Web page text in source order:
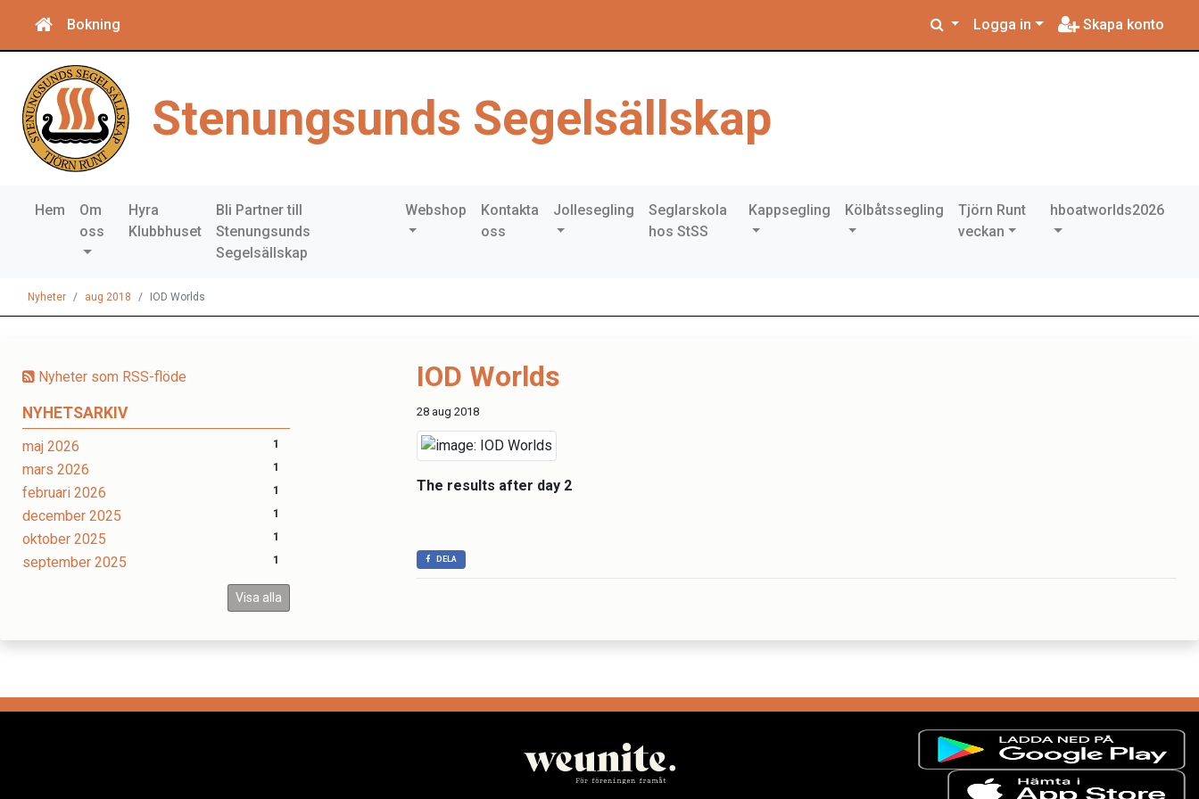
Bokning Logga in Skapa konto
Stenungsunds Segelsällskap
Hem
Om
oss
Hyra
Klubbhuset
Bli Partner till
Stenungsunds
Segelsällskap
Webshop
Kontakta
oss
Jollesegling
Seglarskola
hos StSS
Kappsegling Kölbåtssegling
Tjörn Runt
veckan
hboatworlds2026
Nyheter aug 2018 IOD Worlds
Nyheter som RSS-flöde
NYHETSARKIV
maj 2026 1
mars 2026 1
februari 2026 1
december 2025 1
oktober 2025 1
september 2025 1
Visa alla
IOD Worlds
28 aug 2018
The results after day 2
DELA